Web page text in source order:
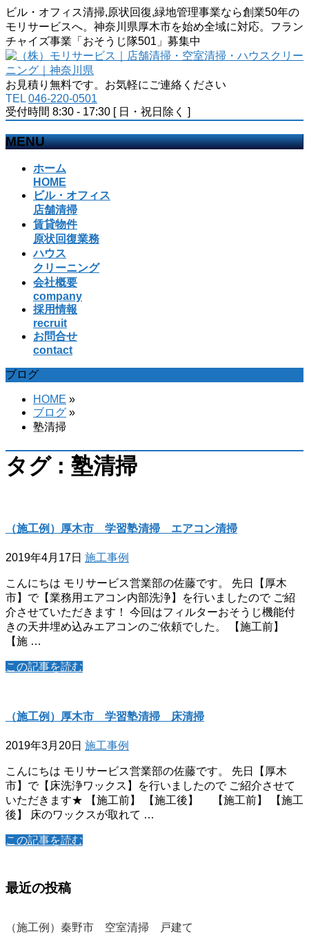
ビル・オフィス清掃,原状回復,緑地管理事業なら創業50年の
モリサービスへ。神奈川県厚木市を始め全域に対応。フラン
チャイズ事業「おそうじ隊501」募集中
お見積り無料です。お気軽にご連絡ください
TEL 046-220-0501
受付時間 8:30 - 17:30 [ 日・祝日除く ]
MENU
ホーム
HOME
ビル・オフィス
店舗清掃
賃貸物件
原状回復業務
ハウス
クリーニング
会社概要
company
採用情報
recruit
お問合せ
contact
ブログ
HOME »
ブログ »
塾清掃
タグ : 塾清掃
（施工例）厚木市 学習塾清掃 エアコン清掃
2019年4月17日 施工事例
こんにちは モリサービス営業部の佐藤です。 先日【厚木
市】で【業務用エアコン内部洗浄】を行いましたので ご紹
介させていただきます！ 今回はフィルターおそうじ機能付
きの天井埋め込みエアコンのご依頼でした。 【施工前】
【施 …
この記事を読む
（施工例）厚木市 学習塾清掃 床清掃
2019年3月20日 施工事例
こんにちは モリサービス営業部の佐藤です。 先日【厚木
市】で【床洗浄ワックス】を行いましたので ご紹介させて
いただきます★ 【施工前】 【施工後】 【施工前】 【施工
後】 床のワックスが取れて …
この記事を読む
最近の投稿
（施工例）秦野市 空室清掃 戸建て